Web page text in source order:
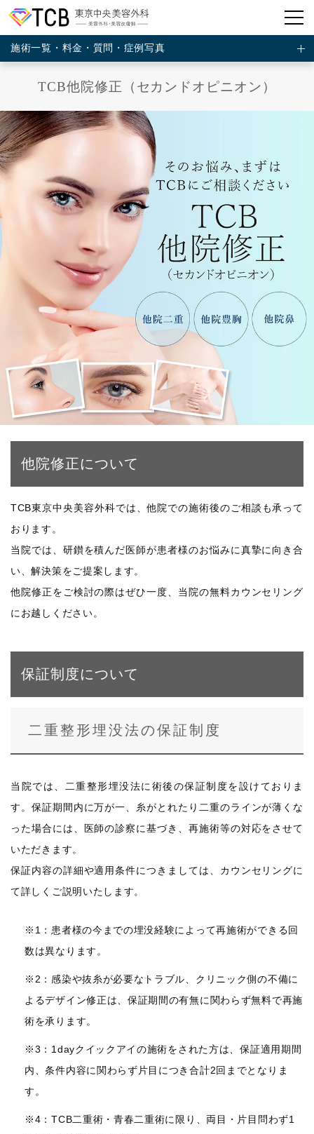
施術一覧・料金・質問・症例写真
TCB他院修正（セカンドオピニオン）
他院修正について
TCB東京中央美容外科では、他院での施術後のご相談も承って
おります。
当院では、研鑚を積んだ医師が患者様のお悩みに真摯に向き合
い、解決策をご提案します。
他院修正をご検討の際はぜひ一度、当院の無料カウンセリング
にお越しください。
保証制度について
二重整形埋没法の保証制度
当院では、二重整形埋没法に術後の保証制度を設けておりま
す。保証期間内に万が一、糸がとれたり二重のラインが薄くな
った場合には、医師の診察に基づき、再施術等の対応をさせて
いただきます。
保証内容の詳細や適用条件につきましては、カウンセリングに
て詳しくご説明いたします。
※1：患者様の今までの埋没経験によって再施術ができる回
数は異なります。
※2：感染や抜糸が必要なトラブル、クリニック側の不備に
よるデザイン修正は、保証期間の有無に関わらず無料で再施
術を承ります。
※3：1dayクイックアイの施術をされた方は、保証適用期間
内、条件内容に関わらず片目につき合計2回までとなりま
す。
※4：TCB二重術・青春二重術に限り、両目・片目問わず1